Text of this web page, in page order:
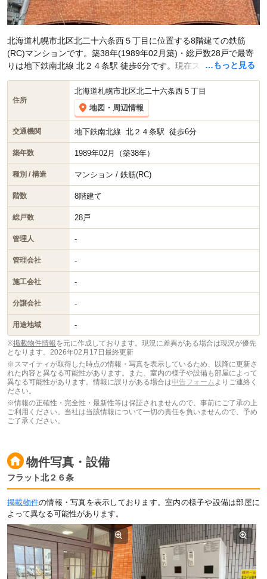
…もっと見る
北海道札幌市北区北二十六条西５丁目に位置する8階建ての鉄筋
(RC)マンションです。築38年(1989年02月築)・総戸数28戸で最寄
りは地下鉄南北線 北２４条駅 徒歩6分です。現在スマイティに賃貸
募集中の部屋が2件(1K)掲載されています。
住所
北海道札幌市北区北二十六条西５丁目
地図・周辺情報
交通機関 地下鉄南北線 北２４条駅 徒歩6分
築年数 1989年02月（築38年）
種別 / 構造 マンション / 鉄筋(RC)
階数 8階建て
総戸数 28戸
管理人 -
管理会社 -
施工会社 -
分譲会社 -
用途地域 -
※掲載物件情報を元に作成しております。現況に差異がある場合は現況が優先
となります。 2026年02月17日最終更新
※スマイティが取得した時点の情報・写真を表示しているため、以降に更新さ
れた内容と異なる可能性があります。また、室内の様子や設備も部屋によって
異なる可能性があります。情報に誤りがある場合は申告フォーム よりご連絡く
ださい。
※情報の正確性・完全性・最新性等は保証されませんので、事前にご了承の上
ご利用ください。当社は当該情報について一切の責任を負いませんので、予め
ご了承ください。
物件写真・設備
フラット北２６条
掲載物件の情報・写真を表示しております。室内の様子や設備は部屋に
よって異なる可能性があります。